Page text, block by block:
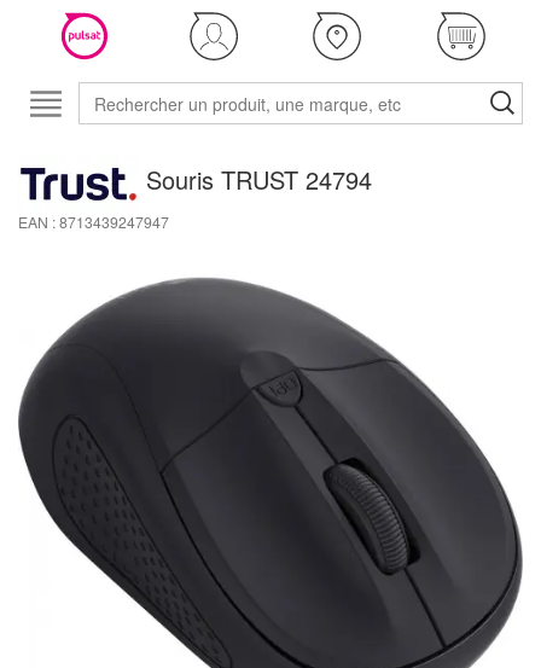
Souris TRUST 24794
EAN : 8713439247947